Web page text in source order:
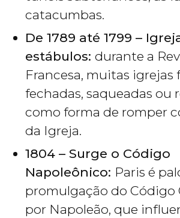
catacumbas.
De 1789 até 1799 –
estábulos: durante a
Francesa, muitas igrejas
fechadas, saqueadas ou
como forma de romper
da Igreja.
1804 – Surge o Código
Napoleônico: Paris é
promulgação do Código
por Napoleão, que